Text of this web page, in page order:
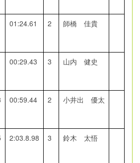
01:24.61 2 師橋 佳貴
00:29.43 3 山内 健史
00:59.44 2 小井出 優太
2:03.8.98 3 鈴木 太悟